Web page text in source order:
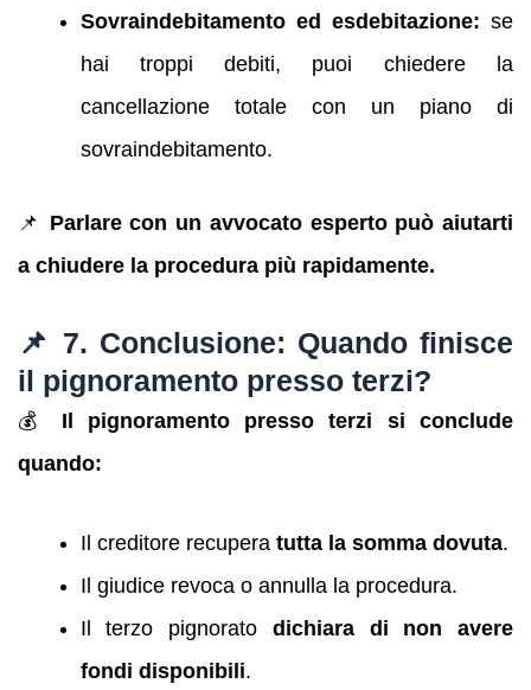
Sovraindebitamento ed esdebitazione: se
hai troppi debiti, puoi chiedere la
cancellazione totale con un piano di
sovraindebitamento.
📌 Parlare con un avvocato esperto può aiutarti
a chiudere la procedura più rapidamente.
📌 7. Conclusione: Quando finisce
il pignoramento presso terzi?
💰 Il pignoramento presso terzi si conclude
quando:
Il creditore recupera tutta la somma dovuta.
Il giudice revoca o annulla la procedura.
Il terzo pignorato dichiara di non avere
fondi disponibili.